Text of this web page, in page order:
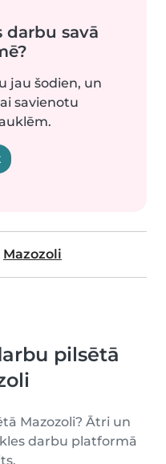
darbu savā
jau šodien, un
savienotu
Mazozoli
pilsētā
Mazozoli? Ātri un
darbu platformā